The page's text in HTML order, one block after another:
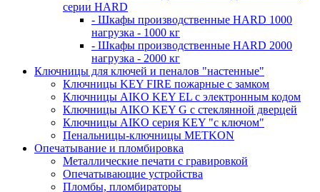
серии HARD
- Шкафы производственные HARD 1000
нагрузка - 1000 кг
- Шкафы производственные HARD 2000
нагрузка - 2000 кг
Ключницы для ключей и пеналов "настенные"
Ключницы KEY FIRE пожарные с замком
Ключницы AIKO KEY EL с электронным кодом
Ключницы AIKO KEY G с стеклянной дверцей
Ключницы AIKO серия KEY "с ключом"
Пенальницы-ключницы METKON
Опечатывание и пломбировка
Металлические печати с гравировкой
Опечатывающие устройства
Пломбы, пломбираторы